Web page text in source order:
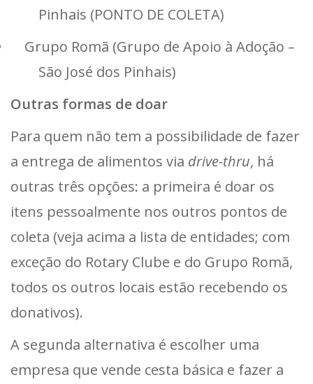
Pinhais (PONTO DE COLETA)
Grupo Romã (Grupo de Apoio à Adoção –
São José dos Pinhais)
Outras formas de doar
Para quem não tem a possibilidade de fazer
a entrega de alimentos via drive-thru, há
outras três opções: a primeira é doar os
itens pessoalmente nos outros pontos de
coleta (veja acima a lista de entidades; com
exceção do Rotary Clube e do Grupo Romã,
todos os outros locais estão recebendo os
donativos).
A segunda alternativa é escolher uma
empresa que vende cesta básica e fazer a